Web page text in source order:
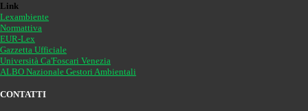
Link
Lexambiente
Normattiva
EUR-Lex
Gazzetta Ufficiale
Università Ca'Foscari Venezia
ALBO Nazionale Gestori Ambientali
CONTATTI